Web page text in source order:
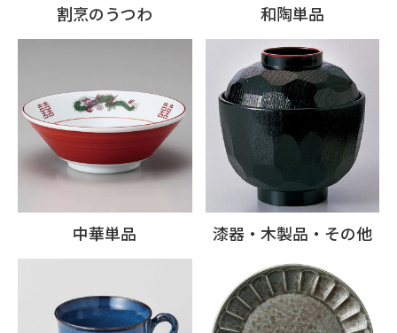
割烹のうつわ 和陶単品
中華単品 漆器・木製品・その他